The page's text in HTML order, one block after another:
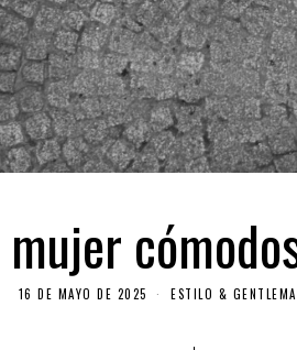
16 DE MAYO DE 2025 ESTILO &